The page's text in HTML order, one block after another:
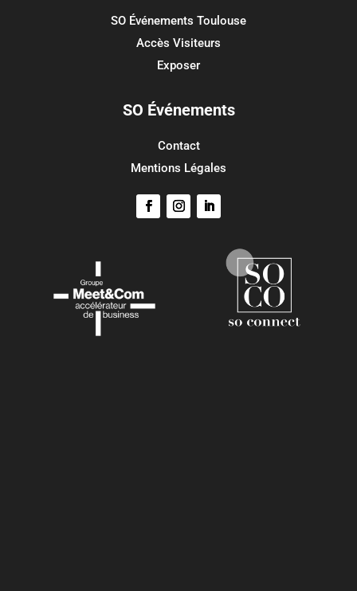
Flux des commentaires
Site de WordPress-FR
SO Événements Toulouse
Accès Visiteurs
Exposer
SO Événements
Contact
Mentions Légales